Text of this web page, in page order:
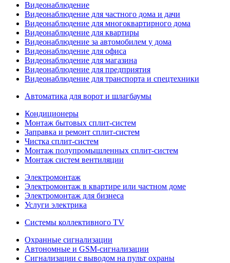
Видеонаблюдение
Видеонаблюдение для частного дома и дачи
Видеонаблюдение для многоквартирного дома
Видеонаблюдение для квартиры
Видеонаблюдение за автомобилем у дома
Видеонаблюдение для офиса
Видеонаблюдение для магазина
Видеонаблюдение для предприятия
Видеонаблюдение для транспорта и спецтехники
Автоматика для ворот и шлагбаумы
Кондиционеры
Монтаж бытовых сплит-систем
Заправка и ремонт сплит-систем
Чистка сплит-систем
Монтаж полупромышленных сплит-систем
Монтаж систем вентиляции
Электромонтаж
Электромонтаж в квартире или частном доме
Электромонтаж для бизнеса
Услуги электрика
Системы коллективного TV
Охранные сигнализации
Автономные и GSM-сигнализации
Сигнализации с выводом на пульт охраны